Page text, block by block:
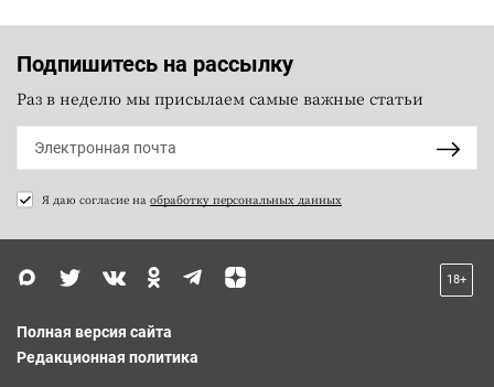
Подпишитесь на рассылку
Раз в неделю мы присылаем самые важные статьи
Я даю согласие на обработку персональных данных
18+
Полная версия сайта
Редакционная политика